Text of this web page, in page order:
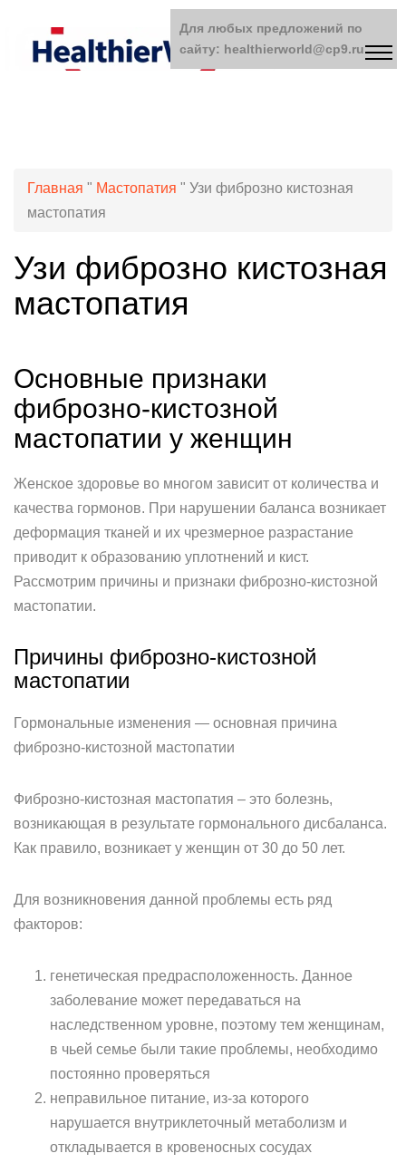
Главная " Мастопатия " Узи фиброзно кистозная
мастопатия
Узи фиброзно кистозная
мастопатия
Основные признаки
фиброзно-кистозной
мастопатии у женщин
Женское здоровье во многом зависит от количества и
качества гормонов. При нарушении баланса возникает
деформация тканей и их чрезмерное разрастание
приводит к образованию уплотнений и кист.
Рассмотрим причины и признаки фиброзно-кистозной
мастопатии.
Причины фиброзно-кистозной
мастопатии
Гормональные изменения — основная причина
фиброзно-кистозной мастопатии
Фиброзно-кистозная мастопатия – это болезнь,
возникающая в результате гормонального дисбаланса.
Как правило, возникает у женщин от 30 до 50 лет.
Для возникновения данной проблемы есть ряд
факторов:
генетическая предрасположенность. Данное
заболевание может передаваться на
наследственном уровне, поэтому тем женщинам,
в чьей семье были такие проблемы, необходимо
постоянно проверяться
неправильное питание, из-за которого
нарушается внутриклеточный метаболизм и
откладывается в кровеносных сосудах
Для любых предложений по
сайту: healthierworld@cp9.ru